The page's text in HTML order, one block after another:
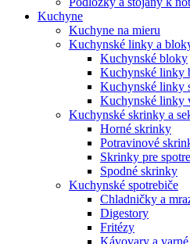
Kuchyne
Kuchyne na mieru
Kuchynské linky a
Kuchynské bloky
Kuchynské linky
Kuchynské linky
Kuchynské linky
Kuchynské skrinky a
Horné skrinky
Potravinové
Skrinky pre
Spodné skrinky
Kuchynské spotrebiče
Chladničky a
Digestory
Fritézy
Kávovary a